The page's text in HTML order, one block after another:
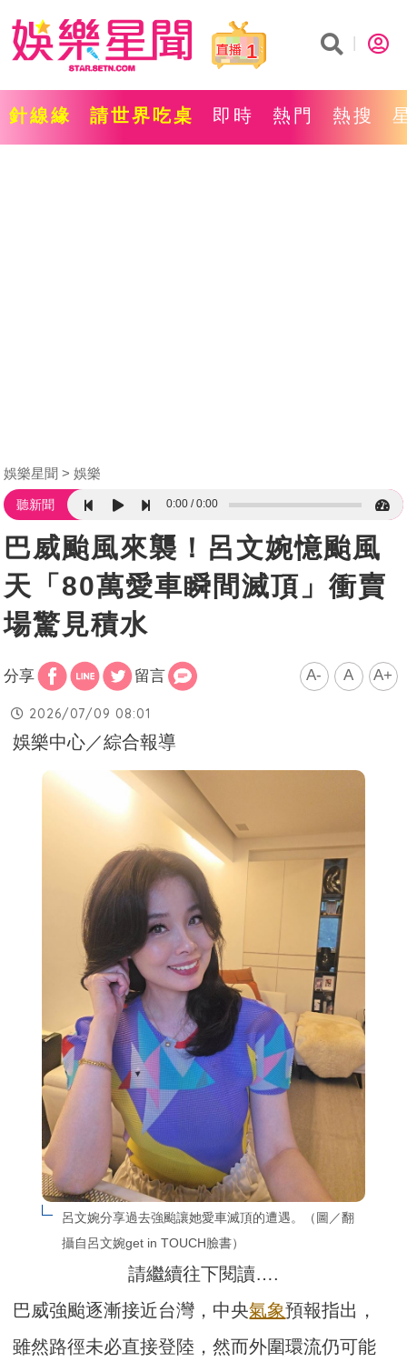
1
針線緣 請世界吃桌 即時 熱門 熱搜
娛樂星聞 娛樂
聽新聞 0:00 0:00
巴威颱風來襲！呂文婉憶颱風
天「80萬愛車瞬間滅頂」衝賣
場驚見積水
分享 留言 A- A A+
2026/07/09 08:01
娛樂中心／綜合報導
呂文婉分享過去強颱讓她愛車滅頂的遭遇。（圖／翻
攝自呂文婉get in TOUCH臉書）
請繼續往下閱讀….
巴威強颱逐漸接近台灣，中央氣象預報指出，
雖然路徑未必直接登陸，然而外圍環流仍可能